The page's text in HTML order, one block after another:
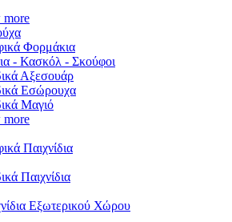
more
Φορμάκια
- Κασκόλ - Σκούφοι
Αξεσουάρ
Εσώρουχα
Μαγιό
more
Παιχνίδια
Παιχνίδια
Εξωτερικού Χώρου